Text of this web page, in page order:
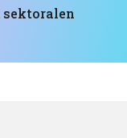
sektoralen